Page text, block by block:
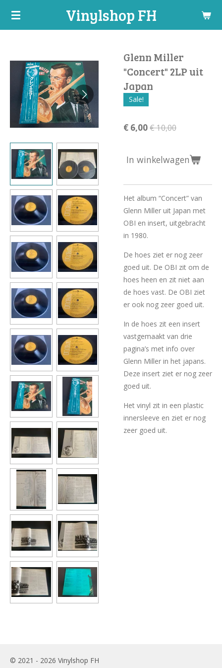
Ga
hoofdinhoud
Vinylshop FH
Glenn Miller
"Concert" 2LP uit
Japan
Sale!
€ 6,00€ 10,00
In winkelwagen
Het album “Concert” van
Glenn Miller uit Japan met
OBI en insert, uitgebracht
in 1980.
De hoes ziet er nog zeer
goed uit. De OBI zit om de
hoes heen en zit niet aan
de hoes vast. De OBI ziet
er ook nog zeer goed uit.
In de hoes zit een insert
vastgemaakt van drie
pagina’s met info over
Glenn Miller in het japans.
Deze insert ziet er nog zeer
goed uit.
Het vinyl zit in een plastic
innersleeve en ziet er nog
zeer goed uit.
© 2021 - 2026 Vinylshop FH